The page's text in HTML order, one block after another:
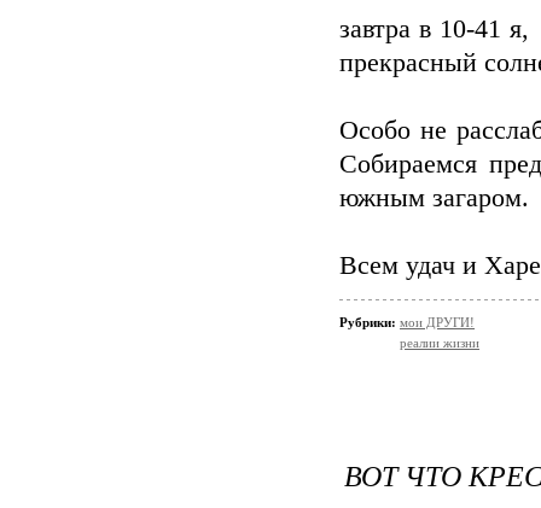
завтра в 10-41 я,
прекрасный
Особо не
Собираемся
южным загаром.
Всем удач и
Рубрики: мои ДРУГИ!
реалии жизни
ВОТ ЧТО